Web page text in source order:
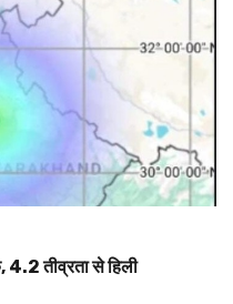
तीव्रता से हिली